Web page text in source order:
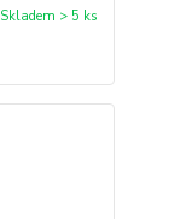
Skladem > 5 ks